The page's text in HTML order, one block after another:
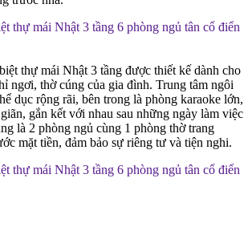
thự mái Nhật 3 tầng được thiết kế dành cho
ngơi, thờ cúng của gia đình. Trung tâm ngôi
dục rộng rãi, bên trong là phòng karaoke lớn,
gắn kết với nhau sau những ngày làm việc
là 2 phòng ngủ cùng 1 phòng thờ trang
mặt tiền, đảm bảo sự riêng tư và tiện nghi.